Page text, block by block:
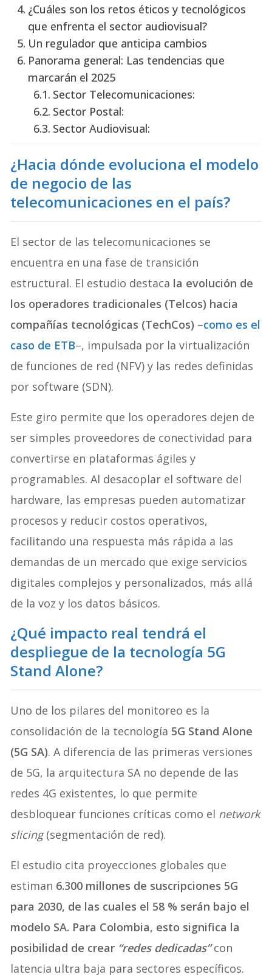
¿Cuáles son los retos éticos y tecnológicos
que enfrenta el sector audiovisual?
Un regulador que anticipa cambios
Panorama general: Las tendencias que
marcarán el 2025
Sector Telecomunicaciones:
Sector Postal:
Sector Audiovisual:
¿Hacia dónde evoluciona el modelo
de negocio de las
telecomunicaciones en el país?
El sector de las telecomunicaciones se
encuentra en una fase de transición
estructural. El estudio destaca la evolución de
los operadores tradicionales (Telcos) hacia
compañías tecnológicas (TechCos) –como es el
caso de ETB–, impulsada por la virtualización
de funciones de red (NFV) y las redes definidas
por software (SDN).
Este giro permite que los operadores dejen de
ser simples proveedores de conectividad para
convertirse en plataformas ágiles y
programables. Al desacoplar el software del
hardware, las empresas pueden automatizar
procesos y reducir costos operativos,
facilitando una respuesta más rápida a las
demandas de un mercado que exige servicios
digitales complejos y personalizados, más allá
de la voz y los datos básicos.
¿Qué impacto real tendrá el
despliegue de la tecnología 5G
Stand Alone?
Uno de los pilares del monitoreo es la
consolidación de la tecnología 5G Stand Alone
(5G SA). A diferencia de las primeras versiones
de 5G, la arquitectura SA no depende de las
redes 4G existentes, lo que permite
desbloquear funciones críticas como el network
slicing(segmentación de red).
El estudio cita proyecciones globales que
estiman 6.300 millones de suscripciones 5G
para 2030, de las cuales el 58 % serán bajo el
modelo SA. Para Colombia, esto significa la
posibilidad de crear “redes dedicadas” con
latencia ultra baja para sectores específicos.